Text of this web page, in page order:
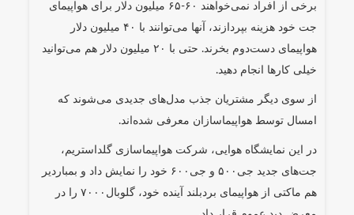
برخی از افراد نمی‌خواهند ۶۰-۶۵ میلیون دلار برای هواپیمای
جت خود هزینه بپردازند، آنها می‌توانند با ۴۰ میلیون دلار
هواپیمای دست‌دوم بخرند. حتی با ۲۰ میلیون دلار هم می‌توانید
خیلی کارها انجام دهید.
از سوی دیگر مشتریان جذب مدل‌های جدیدی می‌شوند که
امسال توسط هواپیماسازان معرفی شده‌اند.
در این نمایشگاه هوایی، شرکت هواپیماسازی گلداستریم،
جت‌های جدید جی۵۰۰ و جی۶۰۰ خود را نمایش داد و بمباردیر
هم ماکتی از هواپیمای بردبلند آینده خود، گلوبال۷۰۰۰ را در